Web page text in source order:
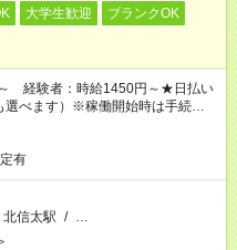
大学生歓迎
ブランクOK
経験者：時給1450円～★日払い
べます）※稼働開始時は手続き完
有
北信太駅 / …